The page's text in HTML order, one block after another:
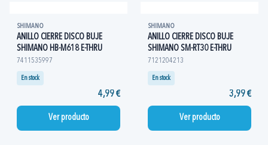
SHIMANO
ANILLO CIERRE DISCO BUJE
SHIMANO HB-M618 E-THRU
7411535997
En stock
4,99 €
Ver producto
SHIMANO
ANILLO CIERRE DISCO BUJE
SHIMANO SM-RT30 E-THRU
7121204213
En stock
3,99 €
Ver producto